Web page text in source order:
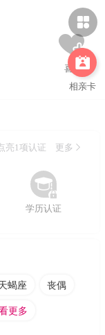


相亲卡
亮1项认证 更多


学历认证
蝎座
丧偶
更多